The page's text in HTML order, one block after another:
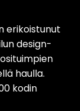
erikoistunut
design-
haulla.
kodin